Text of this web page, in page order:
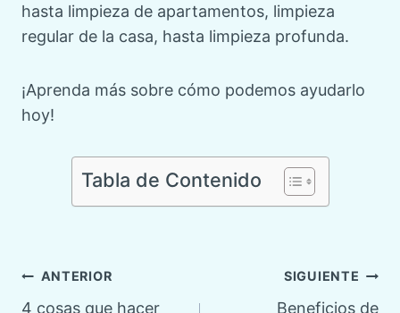
hasta limpieza de apartamentos, limpieza
regular de la casa, hasta limpieza profunda.
¡Aprenda más sobre cómo podemos ayudarlo
hoy!
Tabla de Contenido
Navegación
ANTERIOR
4 cosas que hacer
SIGUIENTE
Beneficios de